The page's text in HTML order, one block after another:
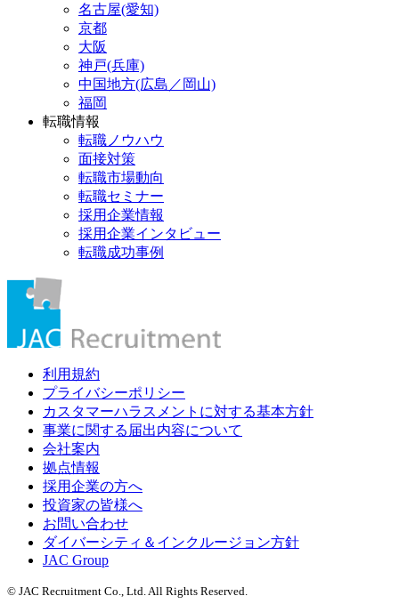
名古屋(愛知)
京都
大阪
神戸(兵庫)
中国地方(広島／岡山)
福岡
転職情報
転職ノウハウ
面接対策
転職市場動向
転職セミナー
採用企業情報
採用企業インタビュー
転職成功事例
利用規約
プライバシーポリシー
カスタマーハラスメントに対する基本方針
事業に関する届出内容について
会社案内
拠点情報
採用企業の方へ
投資家の皆様へ
お問い合わせ
ダイバーシティ＆インクルージョン方針
JAC Group
© JAC Recruitment Co., Ltd. All Rights Reserved.